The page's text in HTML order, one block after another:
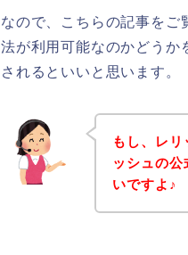
なので、こちらの記事をご
法が利用可能なのかどうか
されるといいと思います。
もし、レ
ッシュの
いですよ♪